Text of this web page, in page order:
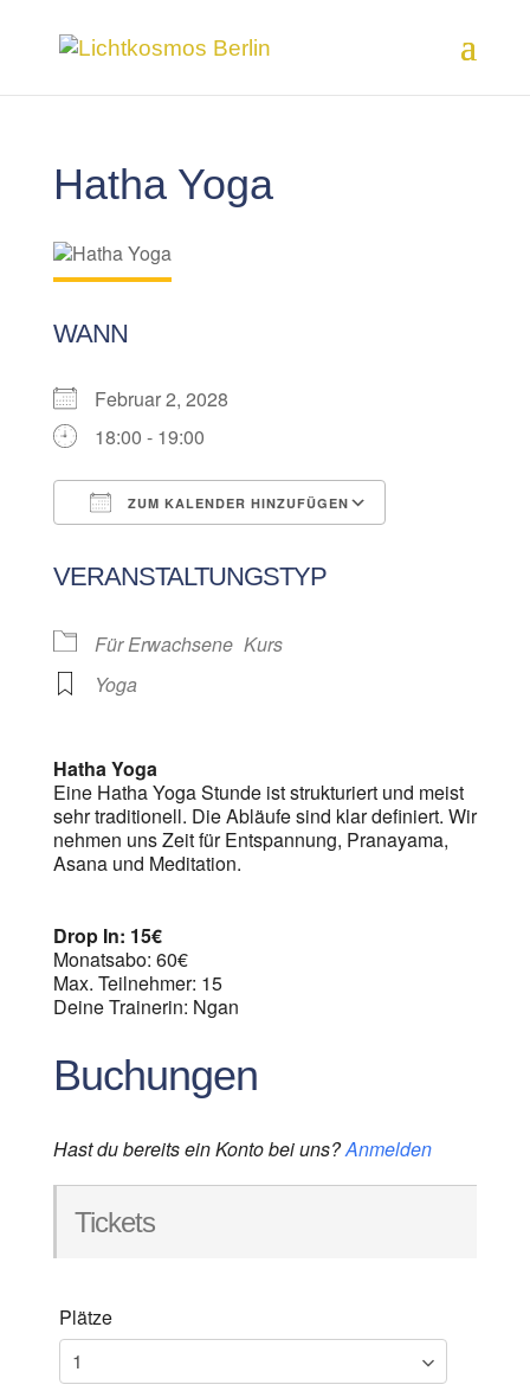
Hatha Yoga
WANN
Februar 2, 2028
18:00 - 19:00
ZUM KALENDER HINZUFÜGEN
VERANSTALTUNGSTYP
Für Erwachsene Kurs
Yoga
Hatha Yoga
Eine Hatha Yoga Stunde ist strukturiert und meist
sehr traditionell. Die Abläufe sind klar definiert. Wir
nehmen uns Zeit für Entspannung, Pranayama,
Asana und Meditation.
Drop In: 15€
Monatsabo: 60€
Max. Teilnehmer: 15
Deine Trainerin: Ngan
Buchungen
Hast du bereits ein Konto bei uns?Anmelden
Tickets
Plätze